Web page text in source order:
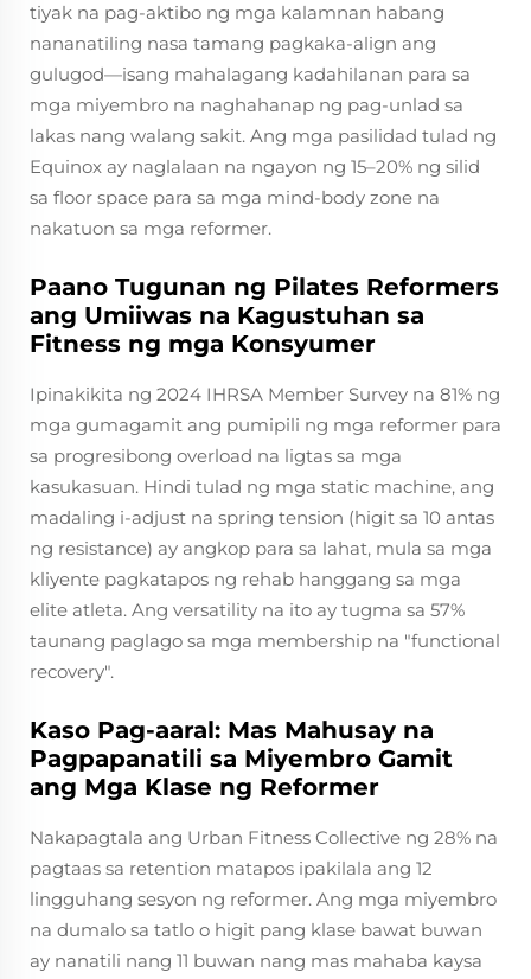
tiyak na pag-aktibo ng mga kalamnan habang
nananatiling nasa tamang pagkaka-align ang
gulugod—isang mahalagang kadahilanan para sa
mga miyembro na naghahanap ng pag-unlad sa
lakas nang walang sakit. Ang mga pasilidad tulad ng
Equinox ay naglalaan na ngayon ng 15–20% ng silid
sa floor space para sa mga mind-body zone na
nakatuon sa mga reformer.
Paano Tugunan ng Pilates Reformers
ang Umiiwas na Kagustuhan sa
Fitness ng mga Konsyumer
Ipinakikita ng 2024 IHRSA Member Survey na 81% ng
mga gumagamit ang pumipili ng mga reformer para
sa progresibong overload na ligtas sa mga
kasukasuan. Hindi tulad ng mga static machine, ang
madaling i-adjust na spring tension (higit sa 10 antas
ng resistance) ay angkop para sa lahat, mula sa mga
kliyente pagkatapos ng rehab hanggang sa mga
elite atleta. Ang versatility na ito ay tugma sa 57%
taunang paglago sa mga membership na "functional
recovery".
Kaso Pag-aaral: Mas Mahusay na
Pagpapanatili sa Miyembro Gamit
ang Mga Klase ng Reformer
Nakapagtala ang Urban Fitness Collective ng 28% na
pagtaas sa retention matapos ipakilala ang 12
lingguhang sesyon ng reformer. Ang mga miyembro
na dumalo sa tatlo o higit pang klase bawat buwan
ay nanatili nang 11 buwan nang mas mahaba kaysa